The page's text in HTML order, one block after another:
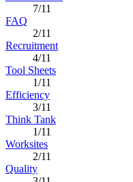
7/11
FAQ
2/11
Recruitment
4/11
Tool Sheets
1/11
Efficiency
3/11
Think Tank
1/11
Worksites
2/11
Quality